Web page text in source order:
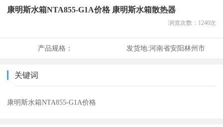
康明斯水箱NTA855-G1A价格 康明斯水箱散热器
浏览次数： 1240次
产品规格： 发货地:河南省安阳林州市
关键词
康明斯水箱NTA855-G1A价格